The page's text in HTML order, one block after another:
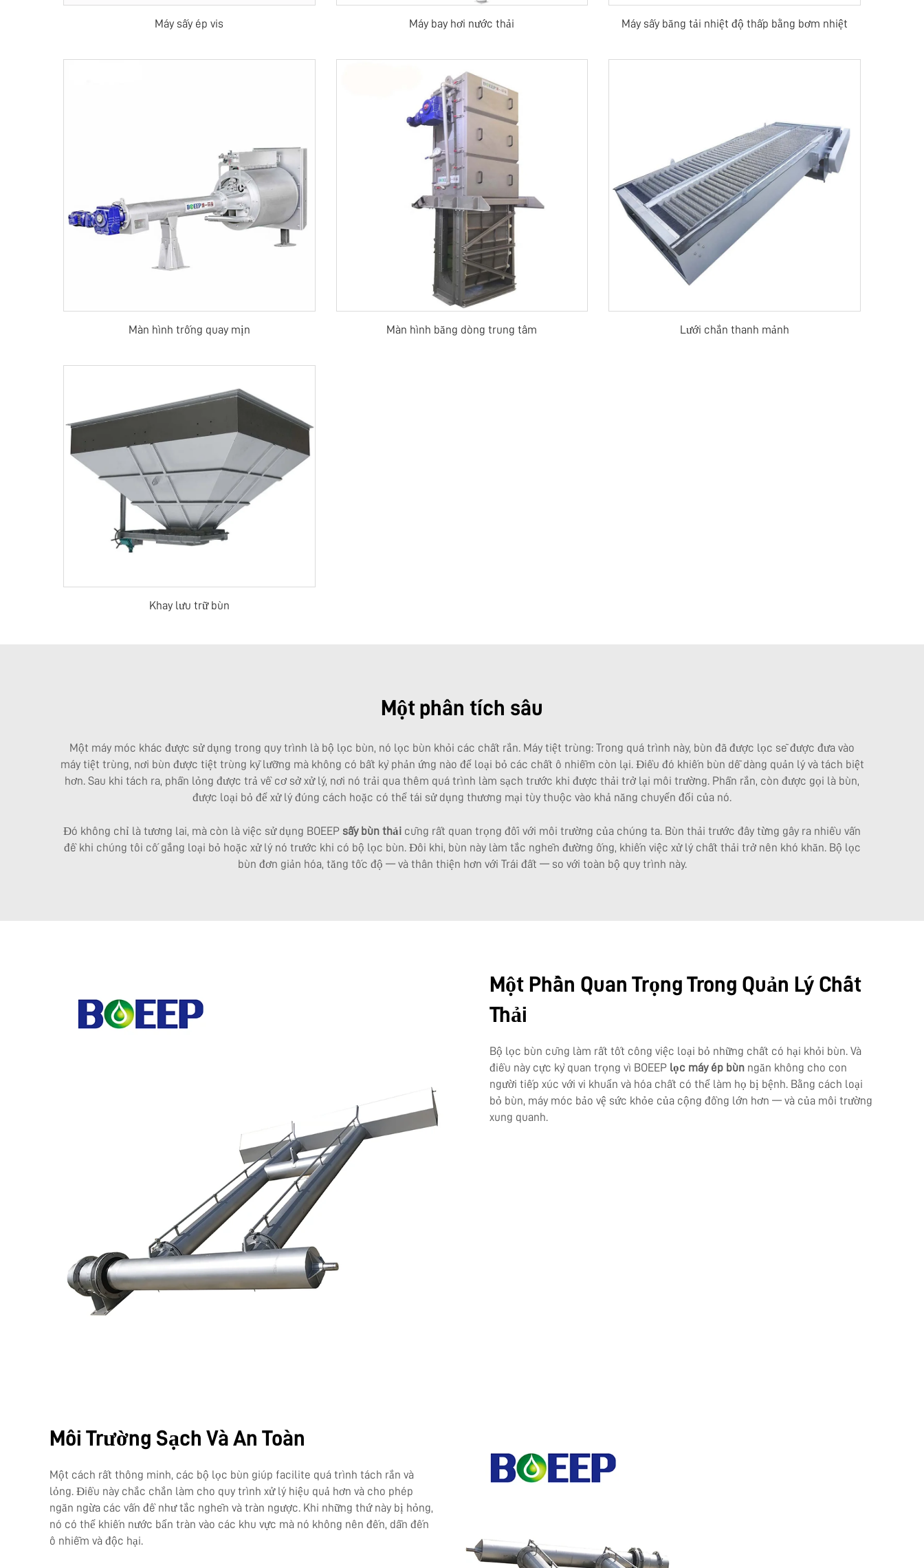
Máy sấy ép vis Máy bay hơi nước thải Máy sấy băng tải nhiệt độ thấp bằng bơm nhiệt
Màn hình trống quay mịn Màn hình băng dòng trung tâm Lưới chắn thanh mảnh
Khay lưu trữ bùn
Một phân tích sâu
Một máy móc khác được sử dụng trong quy trình là bộ lọc bùn, nó lọc bùn khỏi các chất rắn. Máy tiệt trùng: Trong quá trình này, bùn đã được lọc sẽ được đưa vào
máy tiệt trùng, nơi bùn được tiệt trùng kỹ lưỡng mà không có bất kỳ phản ứng nào để loại bỏ các chất ô nhiễm còn lại. Điều đó khiến bùn dễ dàng quản lý và tách biệt
hơn. Sau khi tách ra, phần lỏng được trả về cơ sở xử lý, nơi nó trải qua thêm quá trình làm sạch trước khi được thải trở lại môi trường. Phần rắn, còn được gọi là bùn,
được loại bỏ để xử lý đúng cách hoặc có thể tái sử dụng thương mại tùy thuộc vào khả năng chuyển đổi của nó.
Đó không chỉ là tương lai, mà còn là việc sử dụng BOEEP sấy bùn thải cũng rất quan trọng đối với môi trường của chúng ta. Bùn thải trước đây từng gây ra nhiều vấn
đề khi chúng tôi cố gắng loại bỏ hoặc xử lý nó trước khi có bộ lọc bùn. Đôi khi, bùn này làm tắc nghẽn đường ống, khiến việc xử lý chất thải trở nên khó khăn. Bộ lọc
bùn đơn giản hóa, tăng tốc độ — và thân thiện hơn với Trái đất — so với toàn bộ quy trình này.
Một Phần Quan Trọng Trong Quản Lý Chất
Thải
Bộ lọc bùn cũng làm rất tốt công việc loại bỏ những chất có hại khỏi bùn. Và
điều này cực kỳ quan trọng vì BOEEP lọc máy ép bùn ngăn không cho con
người tiếp xúc với vi khuẩn và hóa chất có thể làm họ bị bệnh. Bằng cách loại
bỏ bùn, máy móc bảo vệ sức khỏe của cộng đồng lớn hơn — và của môi trường
xung quanh.
Môi Trường Sạch Và An Toàn
Một cách rất thông minh, các bộ lọc bùn giúp facilite quá trình tách rắn và
lỏng. Điều này chắc chắn làm cho quy trình xử lý hiệu quả hơn và cho phép
ngăn ngừa các vấn đề như tắc nghẽn và tràn ngược. Khi những thứ này bị hỏng,
nó có thể khiến nước bẩn tràn vào các khu vực mà nó không nên đến, dẫn đến
ô nhiễm và độc hại.